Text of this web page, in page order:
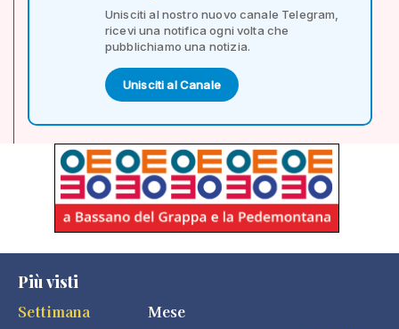
Unisciti al nostro nuovo canale Telegram,
ricevi una notifica ogni volta che
pubblichiamo una notizia.
Unisciti al Canale
Più visti
Settimana
Mese